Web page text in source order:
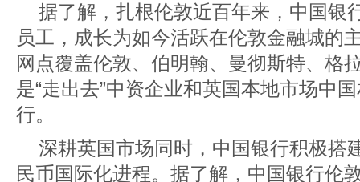
据了解，扎根伦敦近百年来，中国银
员工，成长为如今活跃在伦敦金融城的
网点覆盖伦敦、伯明翰、曼彻斯特、格
是“走出去”中资企业和英国本地市场中
行。
深耕英国市场同时，中国银行积极搭
民币国际化进程。据了解，中国银行伦